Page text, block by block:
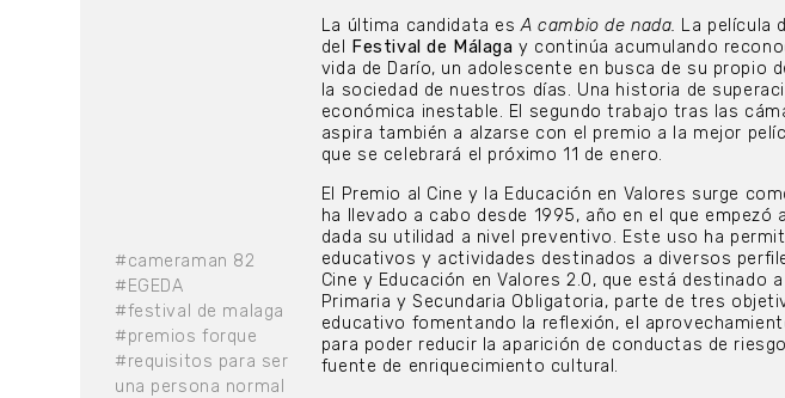
#cameraman 82
#EGEDA
#festival de malaga
#premios forque
#requisitos para ser
una persona normal
La última candidata esA cambio de nada. La película
del Festival de Málaga y continúa acumulando
vida de Darío, un adolescente en busca de su propio
la sociedad de nuestros días. Una historia de
económica inestable. El segundo trabajo tras las
aspira también a alzarse con el premio a la mejor
que se celebrará el próximo 11 de enero.
El Premio al Cine y la Educación en Valores surge
ha llevado a cabo desde 1995, año en el que
dada su utilidad a nivel preventivo. Este uso ha
educativos y actividades destinados a diversos
Cine y Educación en Valores 2.0, que está destinado
Primaria y Secundaria Obligatoria, parte de tres
educativo fomentando la reflexión, el
para poder reducir la aparición de conductas de
fuente de enriquecimiento cultural.